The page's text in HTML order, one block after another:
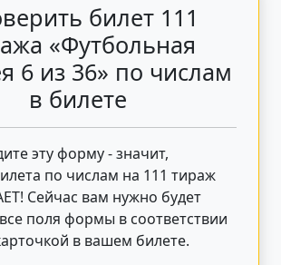
билет 111
«Футбольная
6 из 36» по числам
в билете
эту форму - значит,
по числам на 111 тираж
Сейчас вам нужно будет
поля формы в соответствии
в вашем билете.